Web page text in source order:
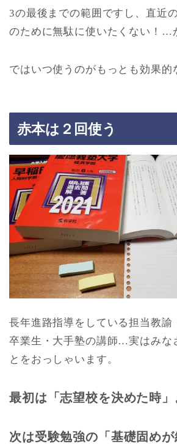
3の最後までの範囲ですし、直近
のために無駄に使いたくない！…
ではいつ使うのがもっとも効果的
赤本は２回使う
長年進路指導をしている担当教諭
卒業生・大手塾の講師…実はみな
とをおっしゃいます。
最初は「志望校を決めた時」
次は受験勉強の「基礎固めが